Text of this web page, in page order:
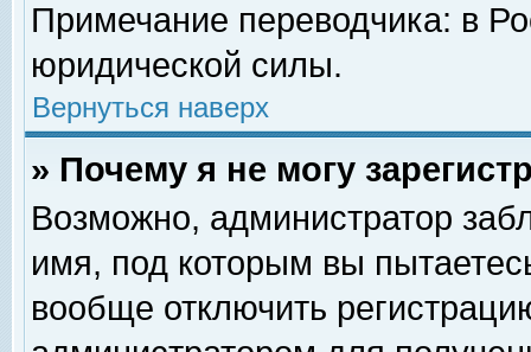
Примечание переводчика: в
юридической силы.
Вернуться наверх
» Почему я не могу
Возможно, администратор
имя, под которым вы
вообще отключить